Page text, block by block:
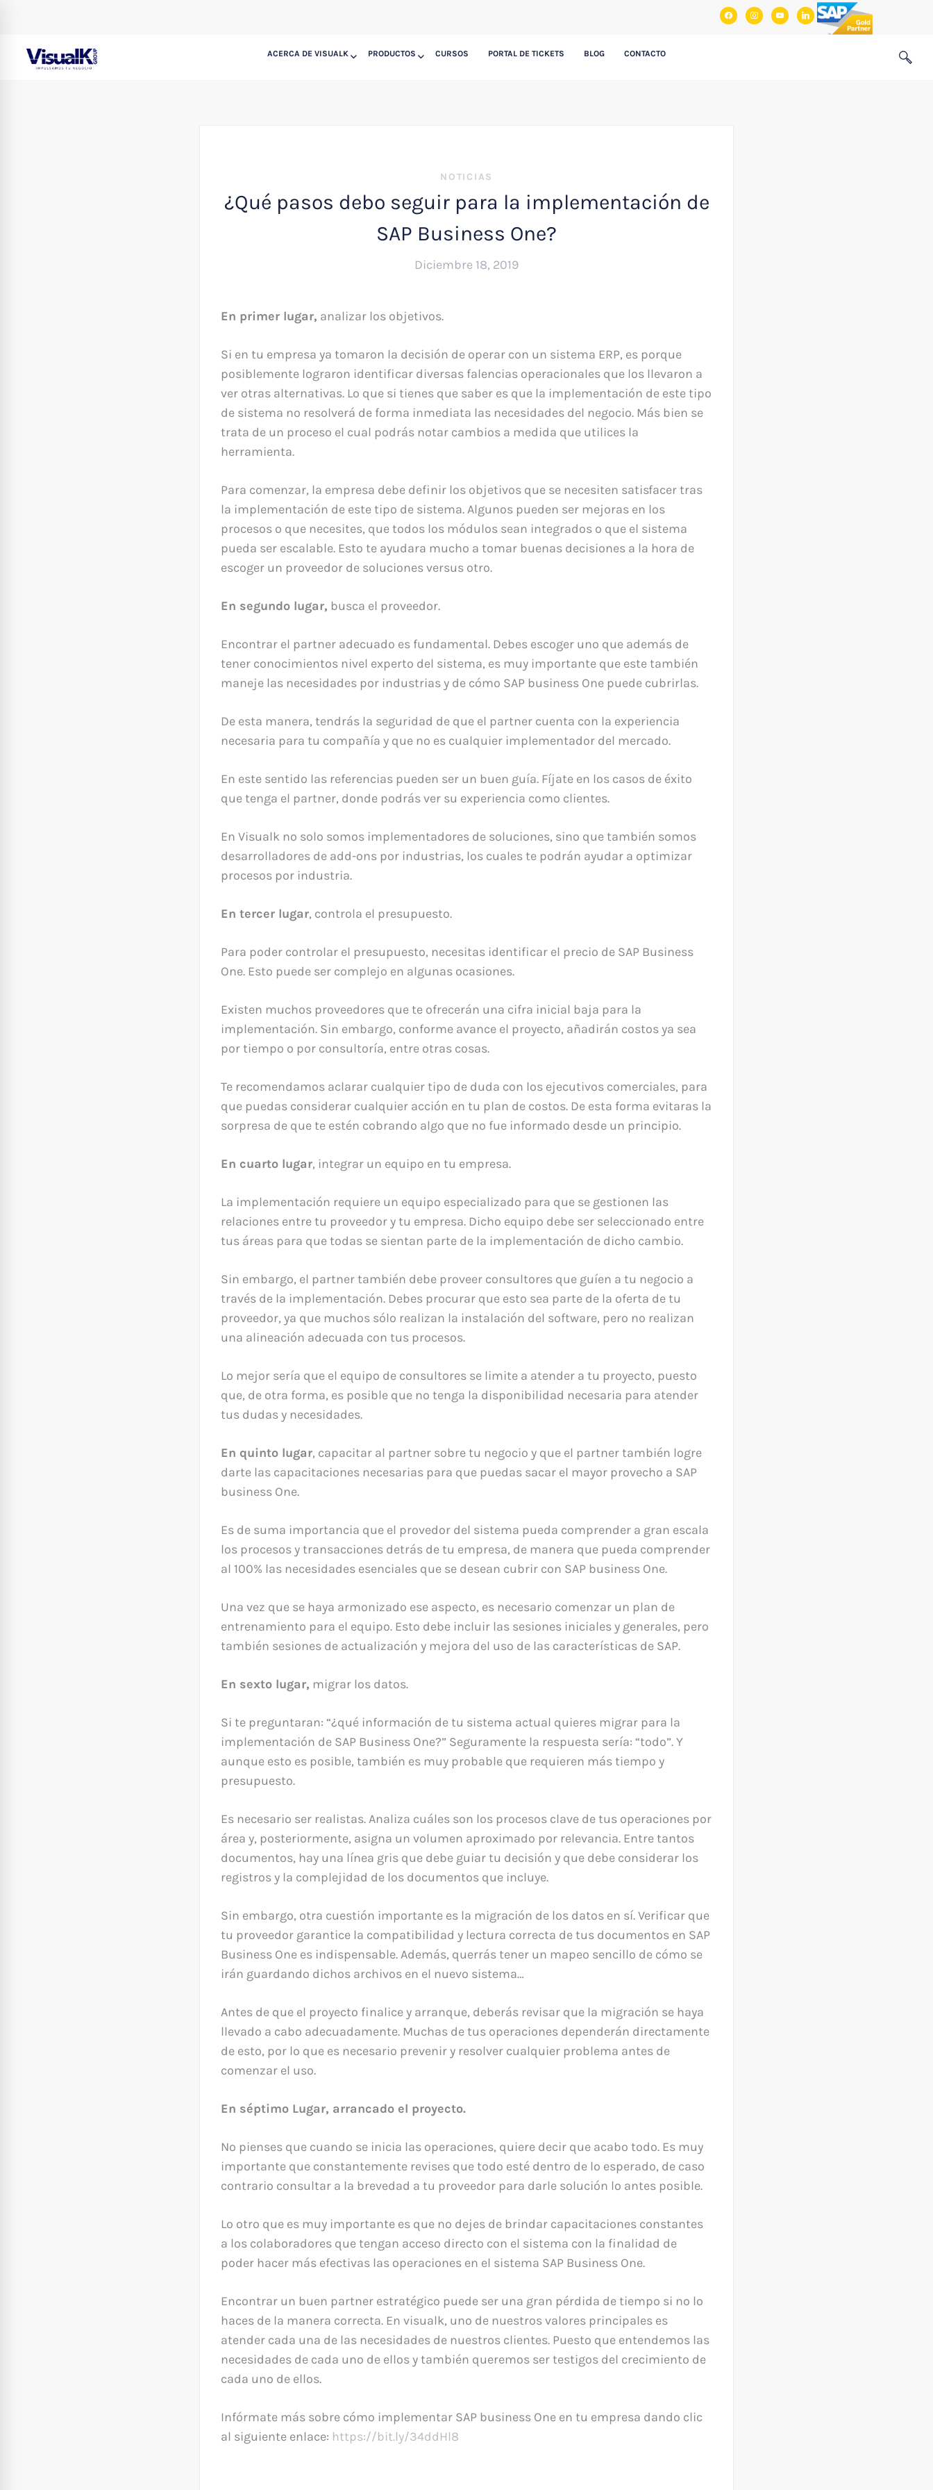
facebookinstagram
youtubelinkedin
ACERCA DE VISUALK PRODUCTOS CURSOS PORTAL DE TICKETS BLOG CONTACTO
NOTICIAS
¿Qué pasos debo seguir para la implementación de
SAP Business One?
Diciembre 18, 2019
En primer lugar, analizar los objetivos.
Si en tu empresa ya tomaron la decisión de operar con un sistema ERP, es porque
posiblemente lograron identificar diversas falencias operacionales que los llevaron a
ver otras alternativas. Lo que si tienes que saber es que la implementación de este tipo
de sistema no resolverá de forma inmediata las necesidades del negocio. Más bien se
trata de un proceso el cual podrás notar cambios a medida que utilices la
herramienta.
Para comenzar, la empresa debe definir los objetivos que se necesiten satisfacer tras
la implementación de este tipo de sistema. Algunos pueden ser mejoras en los
procesos o que necesites, que todos los módulos sean integrados o que el sistema
pueda ser escalable. Esto te ayudara mucho a tomar buenas decisiones a la hora de
escoger un proveedor de soluciones versus otro.
En segundo lugar, busca el proveedor.
Encontrar el partner adecuado es fundamental. Debes escoger uno que además de
tener conocimientos nivel experto del sistema, es muy importante que este también
maneje las necesidades por industrias y de cómo SAP business One puede cubrirlas.
De esta manera, tendrás la seguridad de que el partner cuenta con la experiencia
necesaria para tu compañía y que no es cualquier implementador del mercado.
En este sentido las referencias pueden ser un buen guía. Fíjate en los casos de éxito
que tenga el partner, donde podrás ver su experiencia como clientes.
En Visualk no solo somos implementadores de soluciones, sino que también somos
desarrolladores de add-ons por industrias, los cuales te podrán ayudar a optimizar
procesos por industria.
En tercer lugar, controla el presupuesto.
Para poder controlar el presupuesto, necesitas identificar el precio de SAP Business
One. Esto puede ser complejo en algunas ocasiones.
Existen muchos proveedores que te ofrecerán una cifra inicial baja para la
implementación. Sin embargo, conforme avance el proyecto, añadirán costos ya sea
por tiempo o por consultoría, entre otras cosas.
Te recomendamos aclarar cualquier tipo de duda con los ejecutivos comerciales, para
que puedas considerar cualquier acción en tu plan de costos. De esta forma evitaras la
sorpresa de que te estén cobrando algo que no fue informado desde un principio.
En cuarto lugar, integrar un equipo en tu empresa.
La implementación requiere un equipo especializado para que se gestionen las
relaciones entre tu proveedor y tu empresa. Dicho equipo debe ser seleccionado entre
tus áreas para que todas se sientan parte de la implementación de dicho cambio.
Sin embargo, el partner también debe proveer consultores que guíen a tu negocio a
través de la implementación. Debes procurar que esto sea parte de la oferta de tu
proveedor, ya que muchos sólo realizan la instalación del software, pero no realizan
una alineación adecuada con tus procesos.
Lo mejor sería que el equipo de consultores se limite a atender a tu proyecto, puesto
que, de otra forma, es posible que no tenga la disponibilidad necesaria para atender
tus dudas y necesidades.
En quinto lugar, capacitar al partner sobre tu negocio y que el partner también logre
darte las capacitaciones necesarias para que puedas sacar el mayor provecho a SAP
business One.
Es de suma importancia que el provedor del sistema pueda comprender a gran escala
los procesos y transacciones detrás de tu empresa, de manera que pueda comprender
al 100% las necesidades esenciales que se desean cubrir con SAP business One.
Una vez que se haya armonizado ese aspecto, es necesario comenzar un plan de
entrenamiento para el equipo. Esto debe incluir las sesiones iniciales y generales, pero
también sesiones de actualización y mejora del uso de las características de SAP.
En sexto lugar, migrar los datos.
Si te preguntaran: “¿qué información de tu sistema actual quieres migrar para la
implementación de SAP Business One?” Seguramente la respuesta sería: “todo”. Y
aunque esto es posible, también es muy probable que requieren más tiempo y
presupuesto.
Es necesario ser realistas. Analiza cuáles son los procesos clave de tus operaciones por
área y, posteriormente, asigna un volumen aproximado por relevancia. Entre tantos
documentos, hay una línea gris que debe guiar tu decisión y que debe considerar los
registros y la complejidad de los documentos que incluye.
Sin embargo, otra cuestión importante es la migración de los datos en sí. Verificar que
tu proveedor garantice la compatibilidad y lectura correcta de tus documentos en SAP
Business One es indispensable. Además, querrás tener un mapeo sencillo de cómo se
irán guardando dichos archivos en el nuevo sistema…
Antes de que el proyecto finalice y arranque, deberás revisar que la migración se haya
llevado a cabo adecuadamente. Muchas de tus operaciones dependerán directamente
de esto, por lo que es necesario prevenir y resolver cualquier problema antes de
comenzar el uso.
En séptimo Lugar, arrancado el proyecto.
No pienses que cuando se inicia las operaciones, quiere decir que acabo todo. Es muy
importante que constantemente revises que todo esté dentro de lo esperado, de caso
contrario consultar a la brevedad a tu proveedor para darle solución lo antes posible.
Lo otro que es muy importante es que no dejes de brindar capacitaciones constantes
a los colaboradores que tengan acceso directo con el sistema con la finalidad de
poder hacer más efectivas las operaciones en el sistema SAP Business One.
Encontrar un buen partner estratégico puede ser una gran pérdida de tiempo si no lo
haces de la manera correcta. En visualk, uno de nuestros valores principales es
atender cada una de las necesidades de nuestros clientes. Puesto que entendemos las
necesidades de cada uno de ellos y también queremos ser testigos del crecimiento de
cada uno de ellos.
Infórmate más sobre cómo implementar SAP business One en tu empresa dando clic
al siguiente enlace: https://bit.ly/34ddHl8